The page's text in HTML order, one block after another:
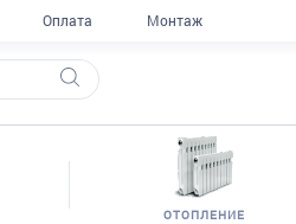
Оплата Монтаж
ОТОПЛЕНИЕ